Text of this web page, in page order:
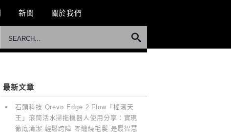
新聞 關於我們
最新文章
石頭科技 Qrevo Edge 2 Flow「搖滾天
王」滾筒活水掃拖機器人使用分享：實現
徹底清潔 輕鬆跨障 零纏繞毛髮 是最智慧